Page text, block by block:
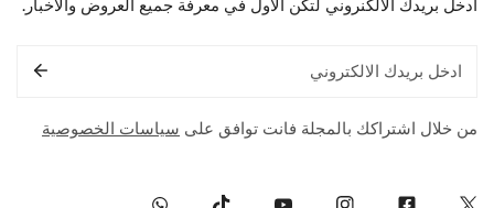
ادخل بريدك الالكنروني لتكن الاول في معرفة جميع العروض والاخبار.
الإلكتروني
من خلال اشتراكك بالمجلة فانت توافق على سياسات الخصوصية